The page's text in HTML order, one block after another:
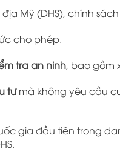
Mỹ (DHS), chính
cho phép.
tra an ninh, bao gồm
tưmà không yêu cầu
gia đầu tiên trong